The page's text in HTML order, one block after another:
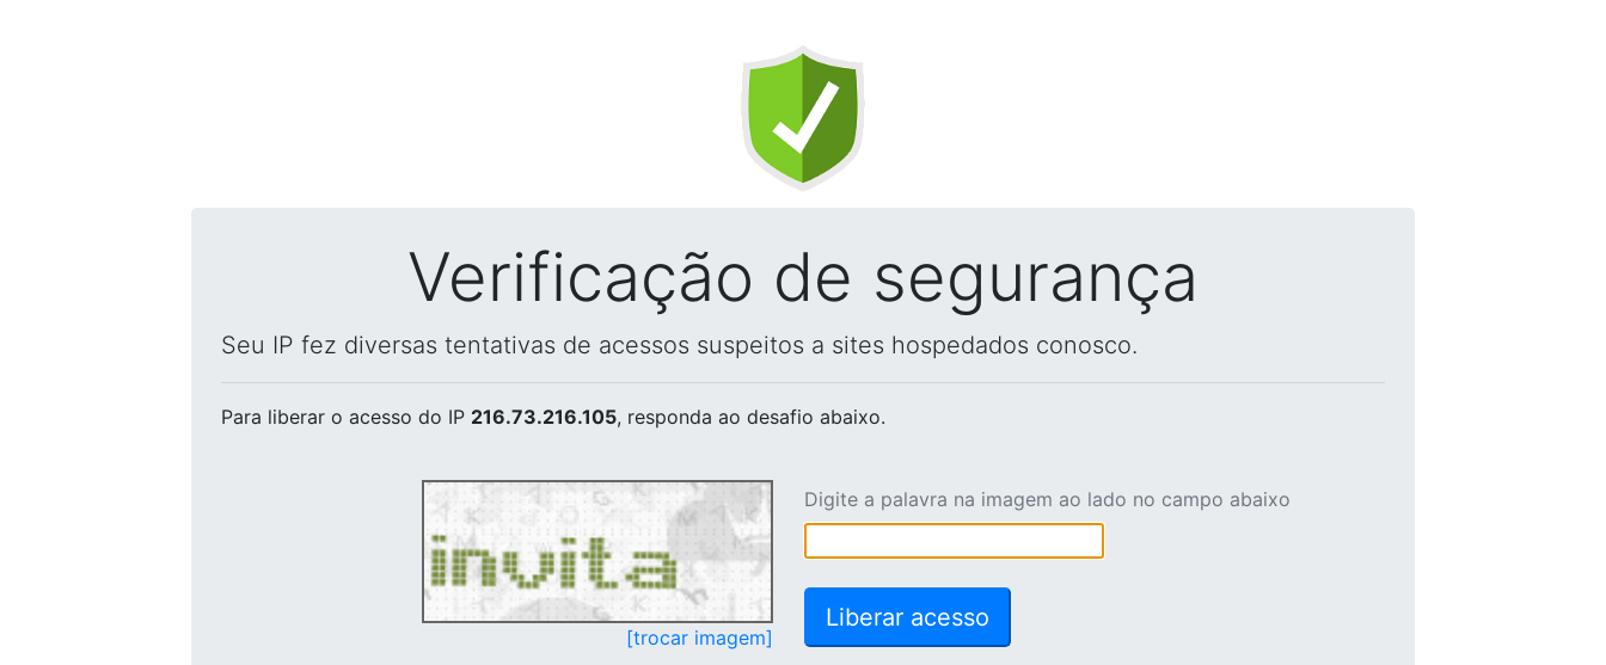
Verificação de segurança
Seu IP fez diversas tentativas de acessos suspeitos a sites hospedados conosco.
Para liberar o acesso do IP 216.73.216.105, responda ao desafio abaixo.
[trocar imagem]
Digite a palavra na imagem ao lado no campo abaixo